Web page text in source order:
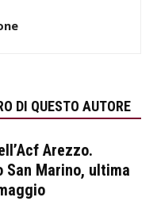
DI QUESTO AUTORE
Arezzo.
San Marino, ultima